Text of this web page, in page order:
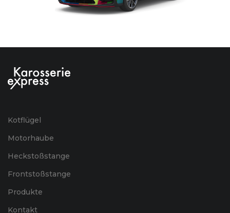
Kotflügel
Motorhaube
Heckstoßstange
Frontstoßstange
Produkte
Kontakt